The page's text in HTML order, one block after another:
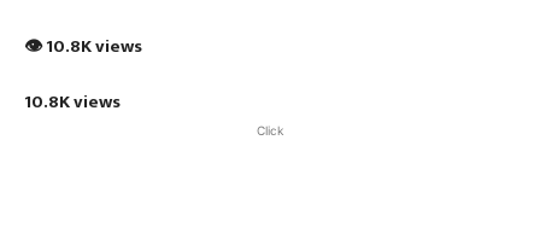
👁 10.8K views
10.8K views
Click